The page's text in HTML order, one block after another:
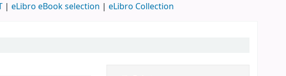
| eLibro eBook selection | eLibro Collection